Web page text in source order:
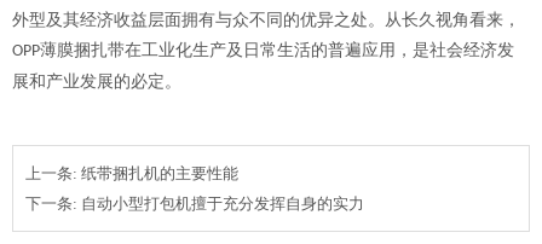
外型及其经济收益层面拥有与众不同的优异之处。从长久视角看来，
OPP薄膜捆扎带在工业化生产及日常生活的普遍应用，是社会经济发
展和产业发展的必定。
上一条: 纸带捆扎机的主要性能
下一条: 自动小型打包机擅于充分发挥自身的实力